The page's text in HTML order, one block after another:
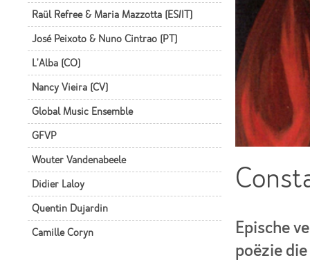
Raül Refree & Maria Mazzotta (ES/IT)
José Peixoto & Nuno Cintrao (PT)
L'Alba (CO)
Nancy Vieira (CV)
Global Music Ensemble
GFVP
Wouter Vandenabeele
Didier Laloy
Quentin Dujardin
Camille Coryn
Epische
poëzie